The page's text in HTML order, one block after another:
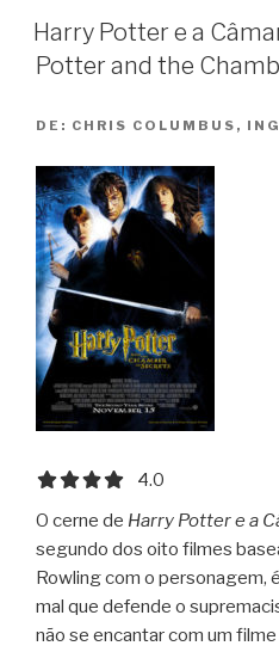
Azkaban
Harry
and
the
Prisioner
of
Azkaban”
Harry Potter e a
Potter and the
DE: CHRIS COLUMBUS,
4.0 out of 5.0 stars
4.0
O cerne de Harry Potter e a
segundo dos oito filmes
Rowling com o personagem,
mal que defende o
não se encantar com um